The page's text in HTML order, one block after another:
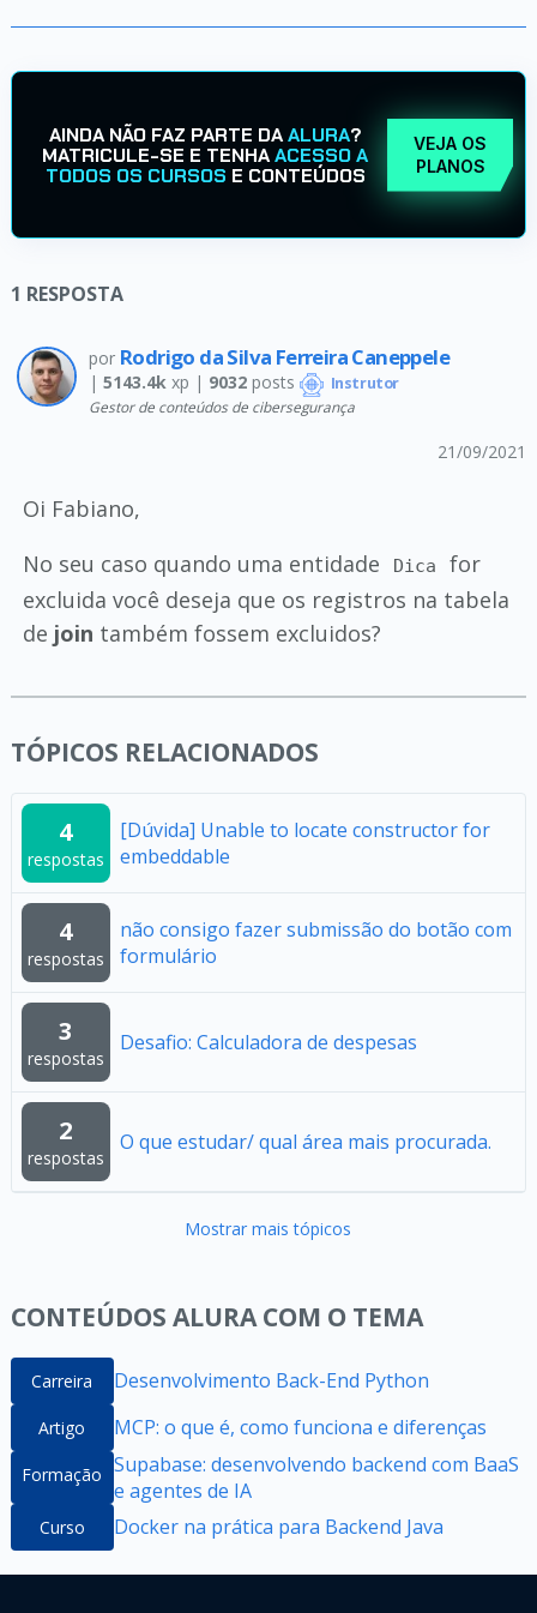
AINDA NÃO FAZ PARTE DAALURA?
MATRICULE-SE E TENHAACESSO A
TODOS OS CURSOS E CONTEÚDOS
VEJA OS
PLANOS
1 RESPOSTA
por Rodrigo da Silva Ferreira Caneppele
| 5143.4kxp | 9032posts Instrutor
Gestor de conteúdos de cibersegurança
21/09/2021
Oi Fabiano,
No seu caso quando uma entidade
Dica
for
excluida você deseja que os registros na tabela
de join também fossem excluidos?
TÓPICOS RELACIONADOS
4
respostas
[Dúvida] Unable to locate constructor for
embeddable
4
respostas
não consigo fazer submissão do botão com
formulário
3
respostas
Desafio: Calculadora de despesas
2
respostas
O que estudar/ qual área mais procurada.
Mostrar mais tópicos
CONTEÚDOS ALURA COM O TEMA
Carreira Desenvolvimento Back-End Python
Artigo MCP: o que é, como funciona e diferenças
Formação Supabase: desenvolvendo backend com BaaS
e agentes de IA
Curso Docker na prática para Backend Java